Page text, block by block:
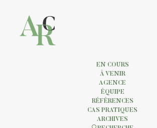
EN COURS
À VENIR
AGENCE
ÉQUIPE
RÉFÉRENCES
CAS PRATIQUES
ARCHIVES